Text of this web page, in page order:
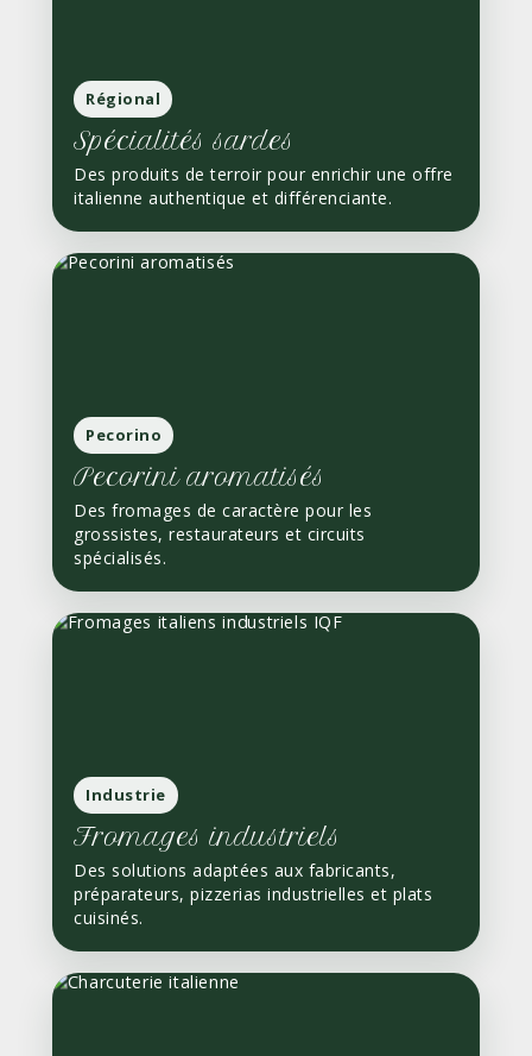
Régional
Spécialités sardes
Des produits de terroir pour enrichir une offre
italienne authentique et différenciante.
Pecorino
Pecorini aromatisés
Des fromages de caractère pour les
grossistes, restaurateurs et circuits
spécialisés.
Industrie
Fromages industriels
Des solutions adaptées aux fabricants,
préparateurs, pizzerias industrielles et plats
cuisinés.